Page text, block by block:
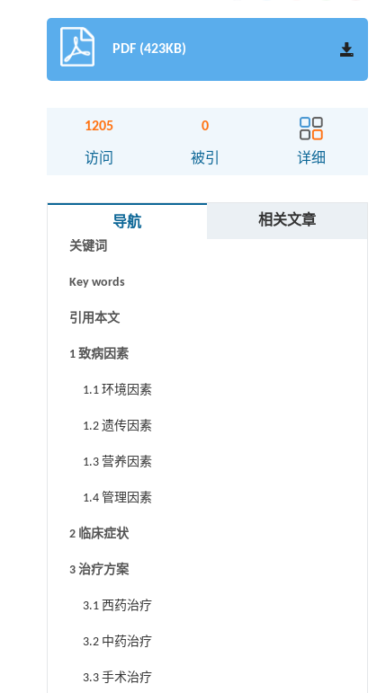
PDF (423KB)
1205
访问
0
被引 详细
导航 相关文章
关键词
Key words
引用本文
1 致病因素
1.1 环境因素
1.2 遗传因素
1.3 营养因素
1.4 管理因素
2 临床症状
3 治疗方案
3.1 西药治疗
3.2 中药治疗
3.3 手术治疗